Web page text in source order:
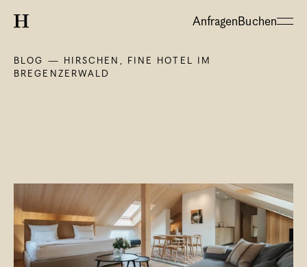
Anfragen Buchen
About
BLOG — HIRSCHEN, FINE HOTEL IM
BREGENZERWALD